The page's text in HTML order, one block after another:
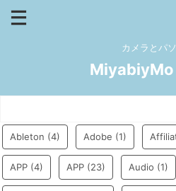
カメラとパ
Ableton (4) Adobe (1)
APP (4) APP (23) Audio (1)